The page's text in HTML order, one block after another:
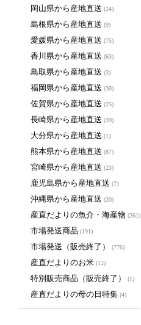
岡山県から産地直送 (24)
島根県から産地直送 (9)
愛媛県から産地直送 (75)
香川県から産地直送 (63)
鳥取県から産地直送 (3)
福岡県から産地直送 (30)
佐賀県から産地直送 (25)
長崎県から産地直送 (39)
大分県から産地直送 (1)
熊本県から産地直送 (87)
宮崎県から産地直送 (23)
鹿児島県から産地直送 (7)
沖縄県から産地直送 (20)
産直だよりの魚介・海産物 (261)
市場発送商品 (191)
市場発送（販売終了） (776)
産直だよりのお米 (12)
特別販売商品（販売終了） (1)
産直だよりの母の日特集 (4)